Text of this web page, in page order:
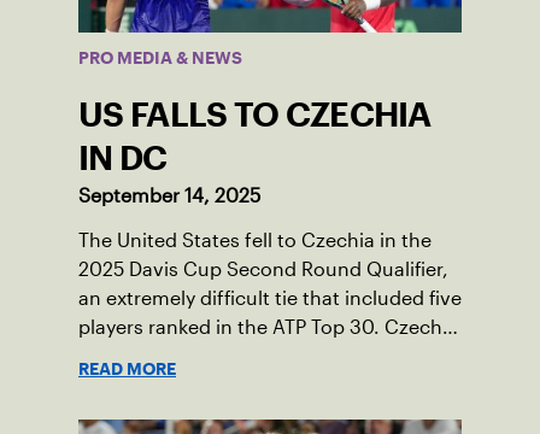
PRO MEDIA & NEWS
US FALLS TO CZECHIA
IN DC
September 14, 2025
The United States fell to Czechia in the
2025 Davis Cup Second Round Qualifier,
an extremely difficult tie that included five
players ranked in the ATP Top 30. Czechia
READ MORE